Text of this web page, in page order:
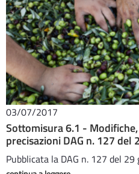
03/07/2017
Sottomisura 6.1 -
precisazioni DAG n. 127 del
Pubblicata la DAG n. 127 del 29